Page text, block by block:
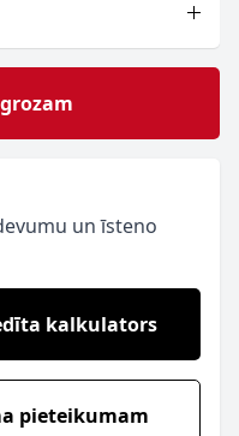
un īsteno
kalkulators
pieteikumam